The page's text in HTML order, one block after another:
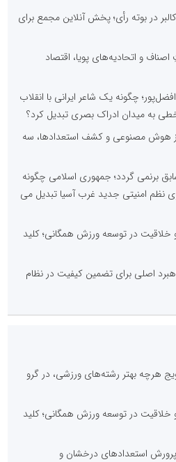
صورت‌های مالی سال ۱۴۰۴ کالبر در بوته رأی؛ پخش آنلاین مجمع برای
اصناف و اتحادیه‌های پویا، اقتصاد
چگونه یک شاعر ایرانی با انقلاب
به میدان ادراک بصری تبدیل کرد؟
از هوش مصنوعی و کشف استعدادها، سه
برنمی گردد؛ جمهوری اسلامی چگونه
نظم امنیتی جدید غرب آسیا تبدیل می
و خلاقیت در توسعه ورزش همگانی؛ کلید
اصلی برای تضمین کیفیت در نظام
هرچه بهتر رشته‌های ورزشی، در گرو
و خلاقیت در توسعه ورزش همگانی؛ کلید
استعدادهای درخشان و